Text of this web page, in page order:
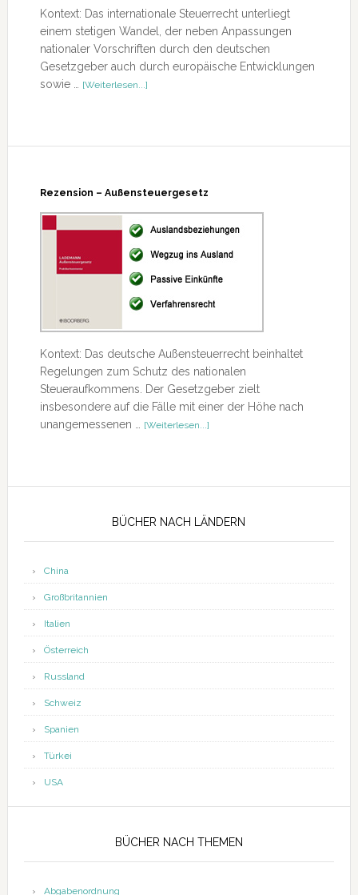
Kontext: Das internationale Steuerrecht unterliegt
einem stetigen Wandel, der neben Anpassungen
nationaler Vorschriften durch den deutschen
Gesetzgeber auch durch europäische Entwicklungen
sowie …
[Weiterlesen...]ÜberRezension
Rezension – Außensteuergesetz
Kontext: Das deutsche Außensteuerrecht beinhaltet
Regelungen zum Schutz des nationalen
Steueraufkommens. Der Gesetzgeber zielt
insbesondere auf die Fälle mit einer der Höhe nach
unangemessenen …
[Weiterlesen...]ÜberRezension
BÜCHER NACH LÄNDERN
China
Großbritannien
Italien
Österreich
Russland
Schweiz
Spanien
Türkei
USA
BÜCHER NACH THEMEN
Abgabenordnung